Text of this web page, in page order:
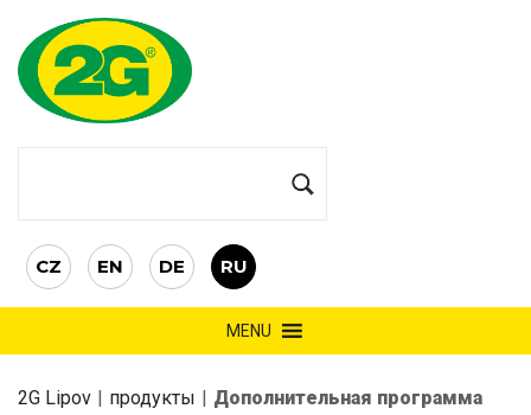
CZ EN DE RU
MENU
2G Lipov | продукты | Дополнительная программа